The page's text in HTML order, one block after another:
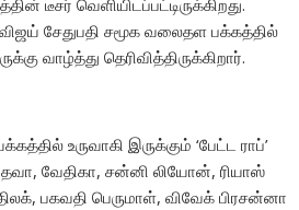
டீசர் வெளியிடப்பட்டிருக்கிறது.
சேதுபதி சமூக வலைதள பக்கத்தில்
வாழ்த்து தெரிவித்திருக்கிறார்.
உருவாகி இருக்கும் ‘பேட்ட ராப்’
வேதிகா, சன்னி லியோன், ரியாஸ்
பகவதி பெருமாள், விவேக் பிரசன்னா